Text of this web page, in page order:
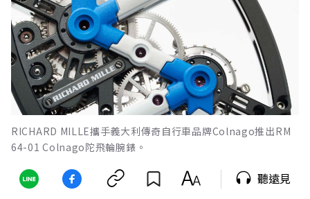
RICHARD MILLE攜手義大利傳奇自行車品牌Colnago推出RM
64-01 Colnago陀飛輪腕錶。
聽遠見